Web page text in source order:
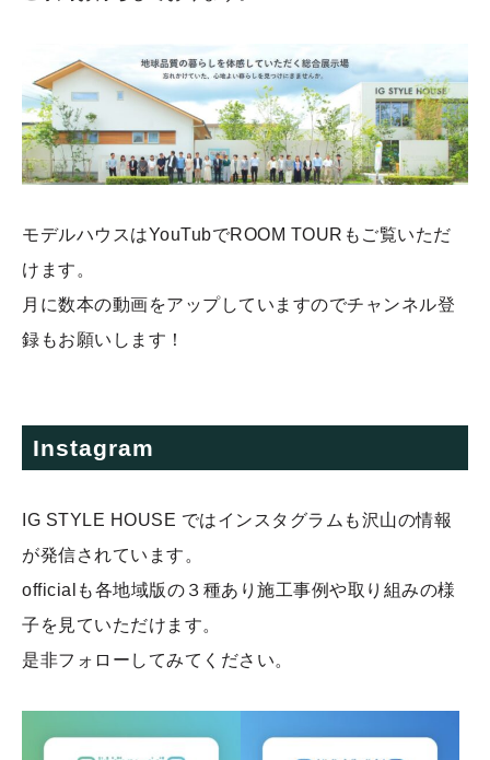
モデルハウスはYouTubでROOM TOURもご覧いただ
けます。
月に数本の動画をアップしていますのでチャンネル登
録もお願いします！
Instagram
IG STYLE HOUSE ではインスタグラムも沢山の情報
が発信されています。
officialも各地域版の３種あり施工事例や取り組みの様
子を見ていただけます。
是非フォローしてみてください。